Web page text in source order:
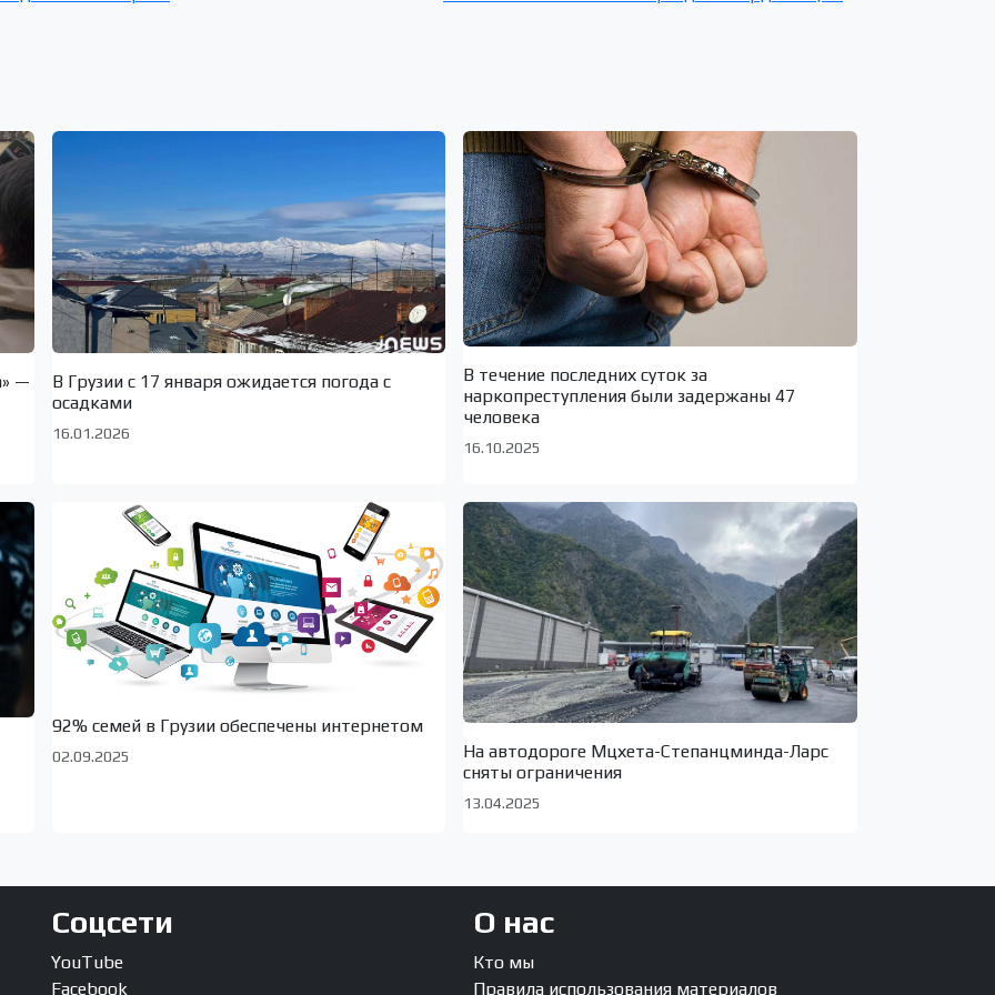
—
В Грузии с 17 января ожидается погода с
осадками
16.01.2026
В течение последних суток за
наркопреступления были задержаны 47
человека
16.10.2025
92% семей в Грузии обеспечены интернетом
02.09.2025
На автодороге Мцхета-Степанцминда-Ларс
сняты ограничения
13.04.2025
Соцсети
YouTube
Facebook
О нас
Кто мы
Правила использования материалов